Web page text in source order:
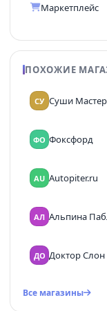
Маркетплейс
ПОХОЖИЕ
СУ Суши Мастер
ФО Фоксфорд
AU Autopiter.ru
АЛ Альпина
ДО Доктор Слон
Все магазины